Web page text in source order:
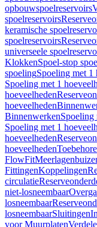
opbouwspoelreservoirs
spoelreservoirs
keramische
spoelreservoirs
universeele
KlokkenSpoel-stop
spoelingSpoeling met 1
Spoeling met 1
hoeveelheden
hoeveelheden
BinnenwerkenSpoeling
Spoeling met 1
hoeveelheden
hoeveelheden
FlowFit
FittingenKoppelingen
circulatie
niet-losneembaar
losneembaar
losneembaarSluitingen
voor Muurplaten